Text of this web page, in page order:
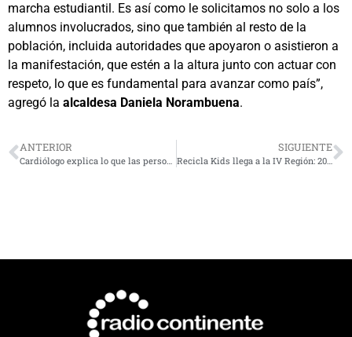
marcha estudiantil. Es así como le solicitamos no solo a los
alumnos involucrados, sino que también al resto de la
población, incluida autoridades que apoyaron o asistieron a
la manifestación, que estén a la altura junto con actuar con
respeto, lo que es fundamental para avanzar como país”,
agregó la alcaldesa Daniela Norambuena.
ANTERIOR SIGUIENTE
Recicla Kids llega a la IV Región: 20 colegios aprenden que “de una botella nace otra botella”